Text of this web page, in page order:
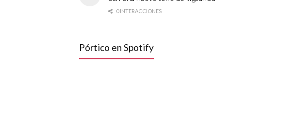
0 INTERACCIONES
Pórtico en Spotify